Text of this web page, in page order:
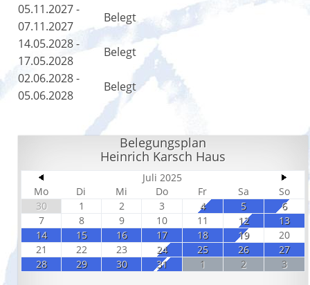
05.11.2027 -
07.11.2027
Belegt
14.05.2028 -
17.05.2028
Belegt
02.06.2028 -
05.06.2028
Belegt
Belegungsplan
Heinrich Karsch Haus
Juli 2025
Mo
Di Mi Do Fr Sa
So
30
1 2 3 4 5
6
7
8 9 10 11 12
13
14
15 16 17 18 19
20
21
22 23 24 25 26
27
28
29 30 31 1 2 3